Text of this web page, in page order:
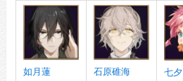
如月蓮 石原碓海 七夕